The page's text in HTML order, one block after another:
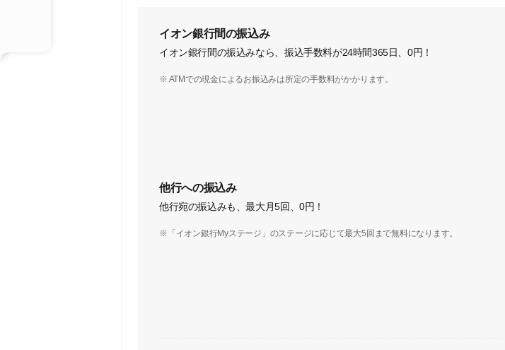
イオン銀行間の振込み
イオン銀行間の振込みなら、振込手数料が24時間365日、0円！
※ ATMでの現金によるお振込みは所定の手数料がかかります。
他行への振込み
他行宛の振込みも、最大月5回、0円！
※「イオン銀行Myステージ」のステージに応じて最大5回まで無料になります。